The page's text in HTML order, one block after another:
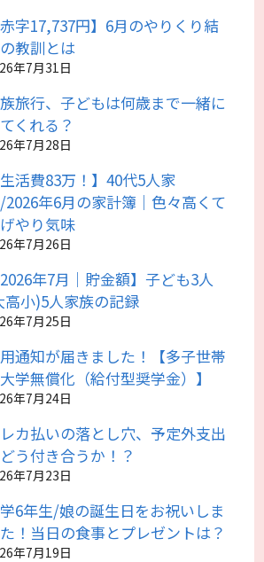
赤字17,737円】6月のやりくり結
教訓とは
年7月31日
旅行、子どもは何歳まで一緒に
くれる？
年7月28日
生活費83万！】40代5人家
2026年6月の家計簿｜色々高くて
やり気味
年7月26日
2026年7月｜貯金額】子ども3人
高小)5人家族の記録
年7月25日
通知が届きました！【多子世帯
学無償化（給付型奨学金）】
年7月24日
カ払いの落とし穴、予定外支出
う付き合うか！？
年7月23日
6年生/娘の誕生日をお祝いしま
！当日の食事とプレゼントは？
年7月19日